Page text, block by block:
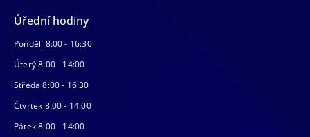
Úřední hodiny
Pondělí 8:00 - 16:30
Úterý 8:00 - 14:00
Středa 8:00 - 16:30
Čtvrtek 8:00 - 14:00
Pátek 8:00 - 14:00